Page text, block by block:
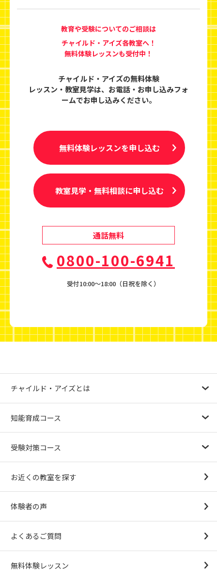
教育や受験についてのご相談は
チャイルド・アイズ各教室へ！
無料体験レッスンも受付中！
チャイルド・アイズの無料体験
レッスン・教室見学は、 お電話・お申し込みフォ
ームでお申し込みください。
無料体験レッスンを申し込む
教室見学・無料相談に申し込む
通話無料
0800-100-6941
受付10:00〜18:00（日祝を除く）
チャイルド・アイズとは
幼児教育が注目される理由
子育て応援ナビ
やる気スイッチグループについて
知能育成コース
受験対策コース
（思考力アドバンスコースアストルム）
お近くの教室を探す
体験者の声
よくあるご質問
無料体験レッスン